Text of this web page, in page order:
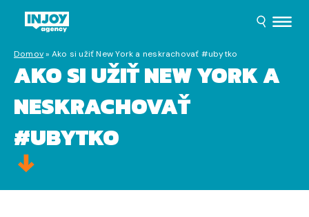
Domov» Ako si užiť New York a neskrachovať #ubytko
AKO SI UŽIŤ NEW YORK A
NESKRACHOVAŤ
#UBYTKO